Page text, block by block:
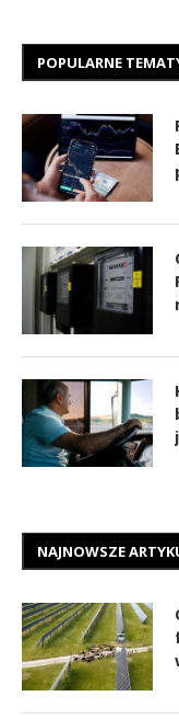
POPULARNE
NAJNOWSZE